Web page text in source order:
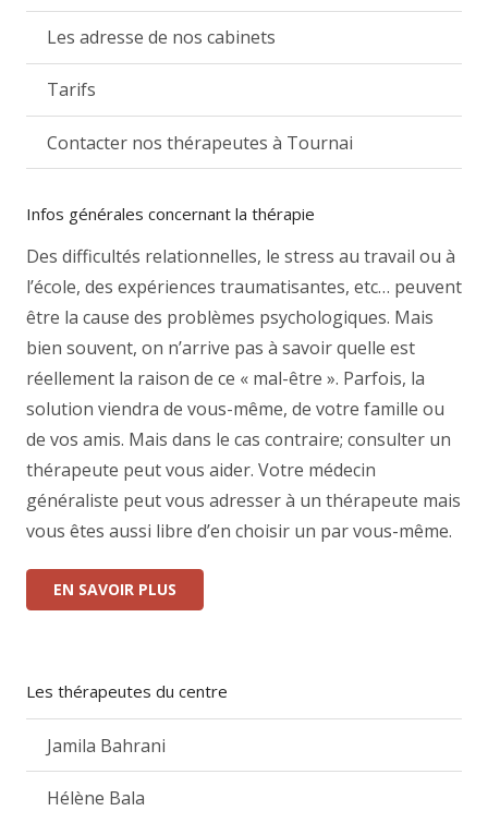
Les adresse de nos cabinets
Tarifs
Contacter nos thérapeutes à Tournai
Infos générales concernant la thérapie
Des difficultés relationnelles, le stress au travail ou à
l’école, des expériences traumatisantes, etc… peuvent
être la cause des problèmes psychologiques. Mais
bien souvent, on n’arrive pas à savoir quelle est
réellement la raison de ce « mal-être ». Parfois, la
solution viendra de vous-même, de votre famille ou
de vos amis. Mais dans le cas contraire; consulter un
thérapeute peut vous aider. Votre médecin
généraliste peut vous adresser à un thérapeute mais
vous êtes aussi libre d’en choisir un par vous-même.
EN SAVOIR PLUS
Les thérapeutes du centre
Jamila Bahrani
Hélène Bala